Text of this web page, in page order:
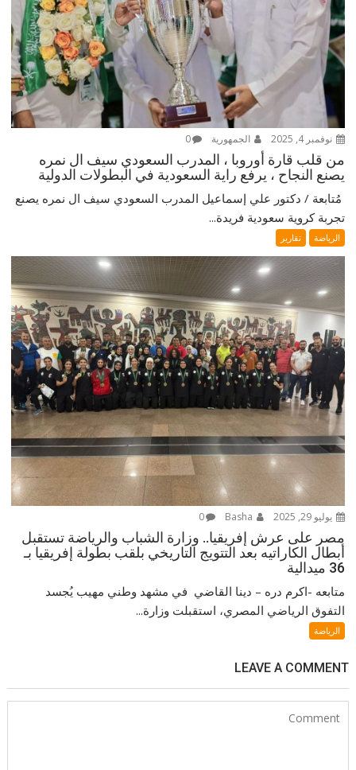
نوفمبر 4, 2025 الجمهورية 0
من قلب قارة أوروبا ، المدرب السعودي سيف ال نمره
يصنع النجاح ، يرفع راية السعودية في البطولات الدولية
‎ مُتابعة / دكتور علي إسماعيل ‎المدرب السعودي سيف ال نمره يصنع
تجربة كروية سعودية فريدة...
الرياضة تقارير
يوليو 29, 2025 0
مصر على عرش إفريقيا.. وزارة الشباب والرياضة تستقبل
أبطال الكاراتيه بعد التتويج التاريخي بلقب بطولة إفريقيا بـ
36 ميدالية
متابعه -اكرم دره – دينا القاضي في مشهد وطني مهيب يُجسد
التفوق الرياضي المصري، استقبلت وزارة...
الرياضة
LEAVE A COMMENT